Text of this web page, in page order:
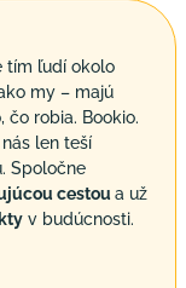
tím ľudí okolo
my – majú
čo robia. Bookio.
len teší
Spoločne
cestou a už
v budúcnosti.